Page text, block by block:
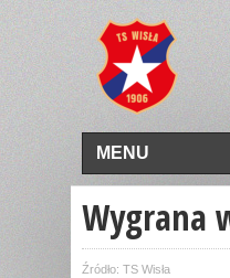
MENU
Wygrana
Źródło: TS Wisła